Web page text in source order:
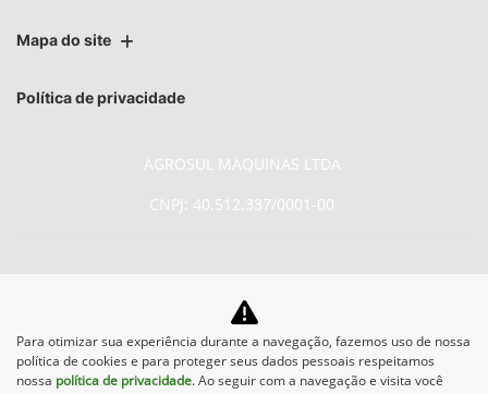
Mapa do site
Política de privacidade
AGROSUL MAQUINAS LTDA
CNPJ: 40.512.337/0001-00
No trânsito, enxergar o outro
salva vidas.
Para otimizar sua experiência durante a navegação, fazemos uso de nossa
política de cookies e para proteger seus dados pessoais respeitamos
nossa política de privacidade. Ao seguir com a navegação e visita você